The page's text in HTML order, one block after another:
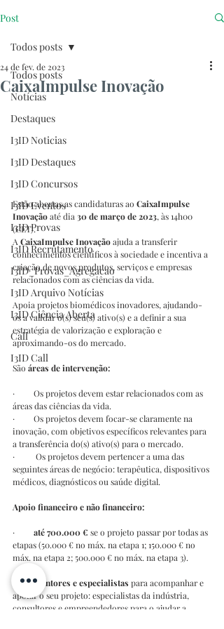
Post
Todos posts
Notícias
Destaques
I3ID Noticias
I3ID Destaques
I3ID Concursos
I3ID Eventos
I3ID Provas
I3ID Recrutamento
I3ID_Provas_Agregacao
I3ID Arquivo Notícias
I3ID Ciência Aberta
Call
I3ID Call
Todos posts
CaixaImpulse Inovação
24 de fev. de 2023
Estão abertas as candidaturas ao CaixaImpulse
Inovação até dia 30 de março de 2023, às 14h00
(CET).
A CaixaImpulse Inovação ajuda a transferir
conhecimentos científicos à sociedade e incentiva a
criação de novos produtos, serviços e empresas
relacionados com as ciências da vida.
Apoia projetos biomédicos inovadores, ajudando-
os a validar o(s) seu(s) ativo(s) e a definir a sua
estratégia de valorização e exploração e
aproximando-os do mercado.
São áreas de intervenção:
·         Os projetos devem estar relacionados com as
áreas das ciências da vida.
·         Os projetos devem focar-se claramente na
inovação, com objetivos específicos relevantes para
a transferência do(s) ativo(s) para o mercado.
·          Os projetos devem pertencer a uma das
seguintes áreas de negócio: terapêutica, dispositivos
médicos, diagnósticos ou saúde digital.
Apoio financeiro e não financeiro:
· até 700.000 € se o projeto passar por todas as
etapas (50.000 € no máx. na etapa 1; 150.000 € no
máx. na etapa 2; 500.000 € no máx. na etapa 3).
· Mentores e especialistas para acompanhar e
apoiar o seu projeto: especialistas da indústria,
consultores e empreendedores para o ajudar a